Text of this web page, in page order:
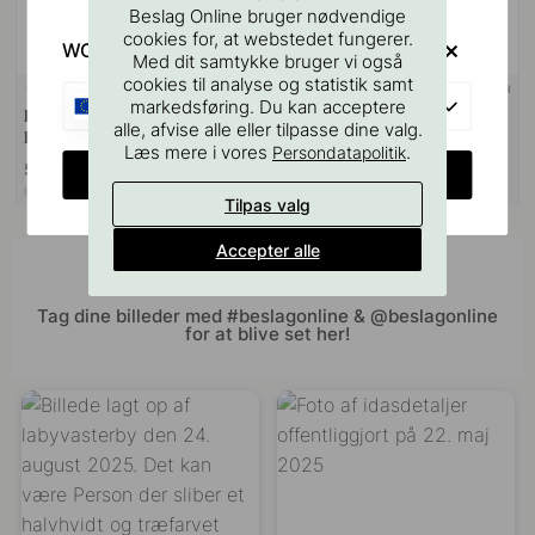
127
Boreskabelonen til Greb &
Knopper
55 kr
3 + FARVER
Knop Mynta - Forniklet
Bliv inspireret af andre
Tag dine billeder med #beslagonline & @beslagonline
for at blive set her!
Beslag Online bruger nødvendige
cookies for, at webstedet fungerer.
Med dit samtykke bruger vi også
cookies til analyse og statistik samt
markedsføring. Du kan acceptere
alle, afvise alle eller tilpasse dine valg.
Læs mere i vores Persondatapolitik.
Tilpas valg
Accepter alle
WOULD YOU RATHER VISIT?
EU